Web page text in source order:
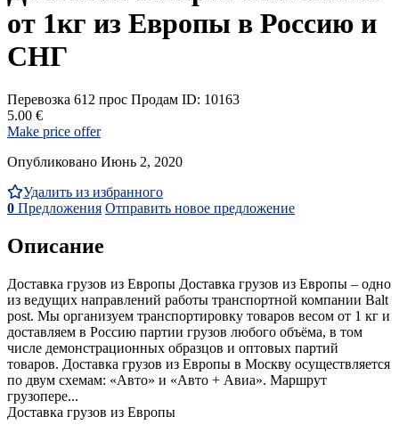
от 1кг из Европы в Россию и
СНГ
Перевозка 612 прос Продам ID: 10163
5.00 €
Make price offer
Опубликовано Июнь 2, 2020
Удалить из избранного
0 Предложения Отправить новое предложение
Описание
Доставка грузов из Европы Доставка грузов из Европы – одно
из ведущих направлений работы транспортной компании Balt
post. Мы организуем транспортировку товаров весом от 1 кг и
доставляем в Россию партии грузов любого объёма, в том
числе демонстрационных образцов и оптовых партий
товаров. Доставка грузов из Европы в Москву осуществляется
по двум схемам: «Авто» и «Авто + Авиа». Маршрут
грузопере...
Доставка грузов из Европы